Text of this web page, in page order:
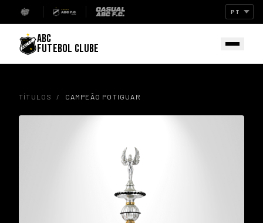
ABC
FUTEBOL CLUBE
TÍTULOS / CAMPEÃO POTIGUAR